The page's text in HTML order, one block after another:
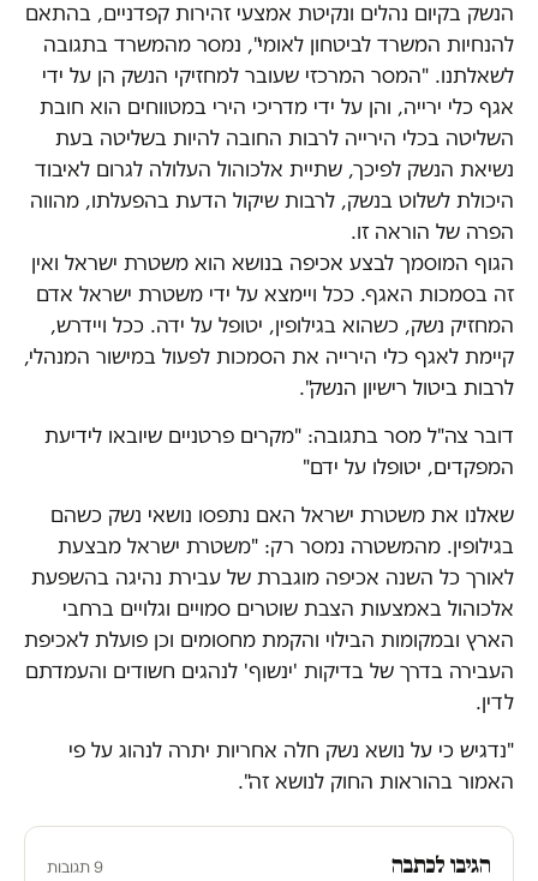
הנשק בקיום נהלים ונקיטת אמצעי זהירות קפדניים, בהתאם
להנחיות המשרד לביטחון לאומי", נמסר מהמשרד בתגובה
לשאלתנו. "המסר המרכזי שעובר למחזיקי הנשק הן על ידי
אגף כלי ירייה, והן על ידי מדריכי הירי במטווחים הוא חובת
השליטה בכלי הירייה לרבות החובה להיות בשליטה בעת
נשיאת הנשק לפיכך, שתיית אלכוהול העלולה לגרום לאיבוד
היכולת לשלוט בנשק, לרבות שיקול הדעת בהפעלתו, מהווה
הפרה של הוראה זו.
הגוף המוסמך לבצע אכיפה בנושא הוא משטרת ישראל ואין
זה בסמכות האגף. ככל ויימצא על ידי משטרת ישראל אדם
המחזיק נשק, כשהוא בגילופין, יטופל על ידה. ככל ויידרש,
קיימת לאגף כלי הירייה את הסמכות לפעול במישור המנהלי,
לרבות ביטול רישיון הנשק".
דובר צה"ל מסר בתגובה: "מקרים פרטניים שיובאו לידיעת
המפקדים, יטופלו על ידם"
שאלנו את משטרת ישראל האם נתפסו נושאי נשק כשהם
בגילופין. מהמשטרה נמסר רק: "משטרת ישראל מבצעת
לאורך כל השנה אכיפה מוגברת של עבירת נהיגה בהשפעת
אלכוהול באמצעות הצבת שוטרים סמויים וגלויים ברחבי
הארץ ובמקומות הבילוי והקמת מחסומים וכן פועלת לאכיפת
העבירה בדרך של בדיקות 'ינשוף' לנהגים חשודים והעמדתם
לדין.
"נדגיש כי על נושא נשק חלה אחריות יתרה לנהוג על פי
האמור בהוראות החוק לנושא זה".
הגיבו לכתבה 9 תגובות